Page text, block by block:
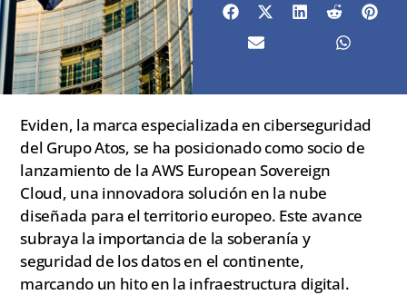
Eviden, la marca especializada en ciberseguridad
del Grupo Atos, se ha posicionado como socio de
lanzamiento de la AWS European Sovereign
Cloud, una innovadora solución en la nube
diseñada para el territorio europeo. Este avance
subraya la importancia de la soberanía y
seguridad de los datos en el continente,
marcando un hito en la infraestructura digital.